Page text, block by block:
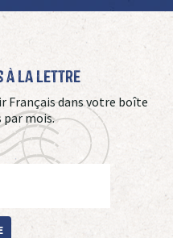
à La Lettre
Français dans votre boîte
par mois.